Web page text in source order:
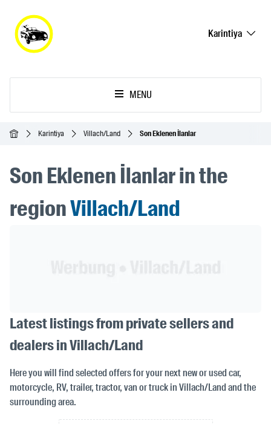
Karintiya
MENU
Ana SayfaKarintiya Villach/Land Son Eklenen İlanlar
Son Eklenen İlanlar in the
regionVillach/Land
Latest listings from private sellers and
dealers in Villach/Land
Here you will find selected offers for your next new or used car,
motorcycle, RV, trailer, tractor, van or truck in Villach/Land and the
surrounding area.